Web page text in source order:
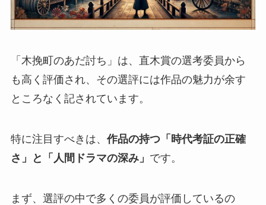
「木挽町のあだ討ち」は、直木賞の選考委員から
も高く評価され、その選評には作品の魅力が余す
ところなく記されています。
特に注目すべきは、 作品の持つ「時代考証の正確
さ」と「人間ドラマの深み」 です。
まず、選評の中で多くの委員が評価しているの